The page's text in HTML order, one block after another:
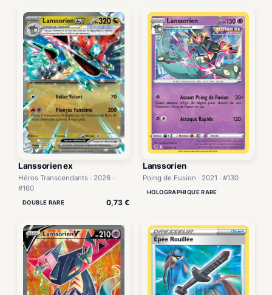
Lanssorien ex
Héros Transcendants · 2026 ·
#160
DOUBLE RARE 0,73 €
Lanssorien
Poing de Fusion · 2021 · #130
HOLOGRAPHIQUE RARE